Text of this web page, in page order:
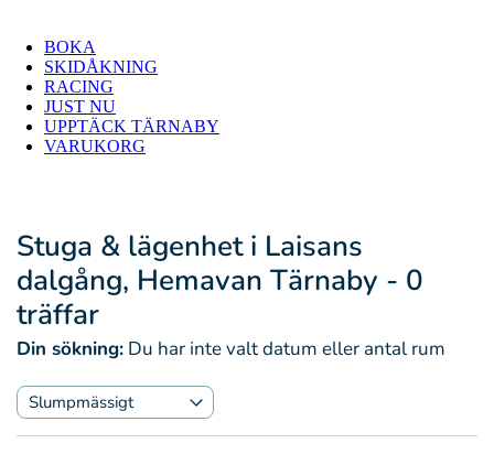
BOKA
SKIDÅKNING
RACING
JUST NU
UPPTÄCK TÄRNABY
VARUKORG
Stuga & lägenhet i Laisans
dalgång, Hemavan Tärnaby - 0
träffar
Din sökning: Du har inte valt datum eller antal rum